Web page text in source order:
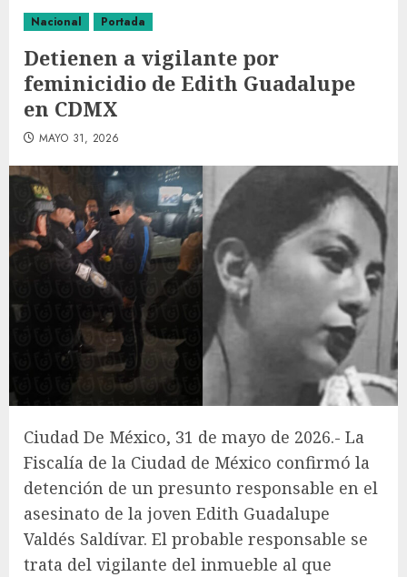
Nacional Portada
Detienen a vigilante por
feminicidio de Edith Guadalupe
en CDMX
MAYO 31, 2026
Ciudad De México, 31 de mayo de 2026.- La
Fiscalía de la Ciudad de México confirmó la
detención de un presunto responsable en el
asesinato de la joven Edith Guadalupe
Valdés Saldívar. El probable responsable se
trata del vigilante del inmueble al que